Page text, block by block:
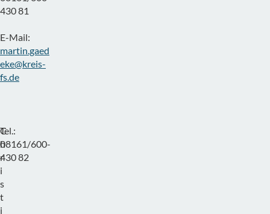
430 81
E-Mail:
martin.gaed
eke@kreis-
fs.de
C
h
r
i
s
t
i
Tel.:
08161/600-
430 82